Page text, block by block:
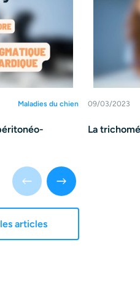
Maladies du chien 09/03/2023
La
articles